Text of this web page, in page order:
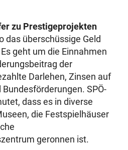
zu Prestigeprojekten
das überschüssige Geld
geht um die Einnahmen
der
Darlehen, Zinsen auf
SPÖ-
dass es in diverse
die Festspielhäuser
geronnen ist.